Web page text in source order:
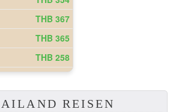
REISEN